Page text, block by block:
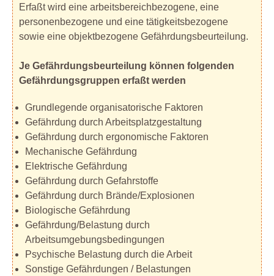
Erfaßt wird eine arbeitsbereichbezogene, eine
personenbezogene und eine tätigkeitsbezogene
sowie eine objektbezogene Gefährdungsbeurteilung.
Je Gefährdungsbeurteilung können folgenden
Gefährdungsgruppen erfaßt werden
Grundlegende organisatorische Faktoren
Gefährdung durch Arbeitsplatzgestaltung
Gefährdung durch ergonomische Faktoren
Mechanische Gefährdung
Elektrische Gefährdung
Gefährdung durch Gefahrstoffe
Gefährdung durch Brände/Explosionen
Biologische Gefährdung
Gefährdung/Belastung durch
Arbeitsumgebungsbedingungen
Psychische Belastung durch die Arbeit
Sonstige Gefährdungen / Belastungen